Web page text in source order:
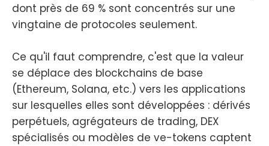
dont près de 69 % sont concentrés sur une
vingtaine de protocoles seulement.
Ce qu'il faut comprendre, c'est que la valeur
se déplace des blockchains de base
(Ethereum, Solana, etc.) vers les applications
sur lesquelles elles sont développées : dérivés
perpétuels, agrégateurs de trading, DEX
spécialisés ou modèles de ve-tokens captent